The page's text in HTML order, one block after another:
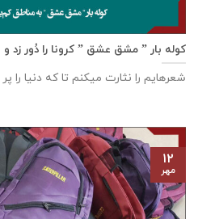
کوله بار ” مشق عشق ” کرونا را دُور زد
شعرهایم را نثارت میکنم تا که دنیا را
۱۲
مهر